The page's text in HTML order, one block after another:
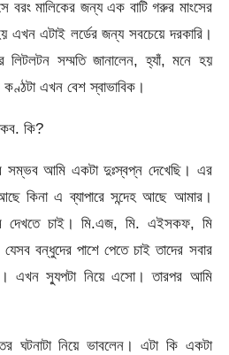
বরং মালিকের জন্য এক বাটি গরুর মাংসের
এটাই লর্ডের জন্য সবচেয়ে দরকারি।
লিটলটন সম্মতি জানালেন, হ্যাঁ, মনে হয়
এখন বেশ স্বাভাবিক।
কি?
আমি একটা দুঃস্বপ্ন দেখেছি। এর
কিনা এ ব্যাপারে সন্দেহ আছে আমার।
দেখতে চাই। মি.এজ, মি. এইসকফ, মি
বন্ধুদের পাশে পেতে চাই তাদের সবার
এখন স্যুপটা নিয়ে এসো। তারপর আমি
ঘটনাটা নিয়ে ভাবলেন। এটা কি একটা